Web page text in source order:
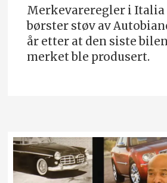
Merkevareregler i Italia
børster støv av
år etter at den siste
merket ble produsert.